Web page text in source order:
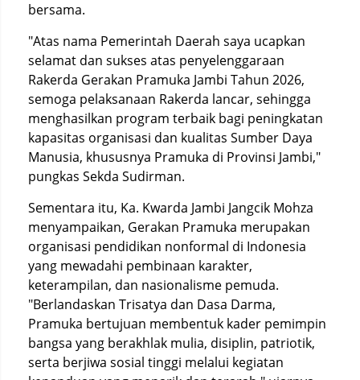
bersama.
"Atas nama Pemerintah Daerah saya ucapkan
selamat dan sukses atas penyelenggaraan
Rakerda Gerakan Pramuka Jambi Tahun 2026,
semoga pelaksanaan Rakerda lancar, sehingga
menghasilkan program terbaik bagi peningkatan
kapasitas organisasi dan kualitas Sumber Daya
Manusia, khususnya Pramuka di Provinsi Jambi,"
pungkas Sekda Sudirman.
Sementara itu, Ka. Kwarda Jambi Jangcik Mohza
menyampaikan, Gerakan Pramuka merupakan
organisasi pendidikan nonformal di Indonesia
yang mewadahi pembinaan karakter,
keterampilan, dan nasionalisme pemuda.
"Berlandaskan Trisatya dan Dasa Darma,
Pramuka bertujuan membentuk kader pemimpin
bangsa yang berakhlak mulia, disiplin, patriotik,
serta berjiwa sosial tinggi melalui kegiatan